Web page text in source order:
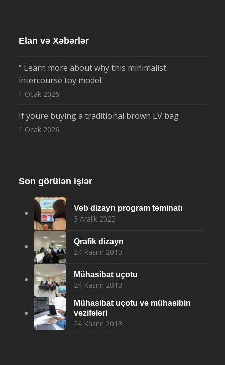
Elan və Xəbərlər
” Learn more about why this minimalist
intercourse toy model
1 Ocak 2026
If youre buying a traditional brown LV bag
1 Ocak 2026
Son görülən işlər
Veb dizayn program təminatı
3 Aralık 2025
Qrafik dizayn
24 Kasım 2013
Mühasibat uçotu
24 Kasım 2013
Mühasibat uçotu və mühasibin
vəzifələri
24 Kasım 2013